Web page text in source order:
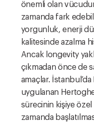
önemli olan
zamanda fark
yorgunluk, enerji
kalitesinde azalma
Ancak longevity
çıkmadan önce de
amaçlar. İstanbul’da
uygulanan
sürecinin kişiye
zamanda